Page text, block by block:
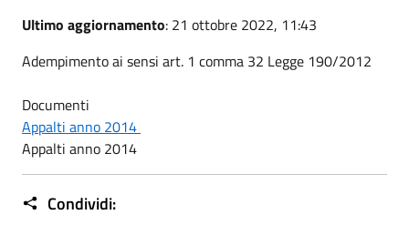
Ultimo aggiornamento: 21 ottobre 2022, 11:43
Adempimento ai sensi art. 1 comma 32 Legge 190/2012
Documenti
Appalti anno 2014
Appalti anno 2014
Condividi: